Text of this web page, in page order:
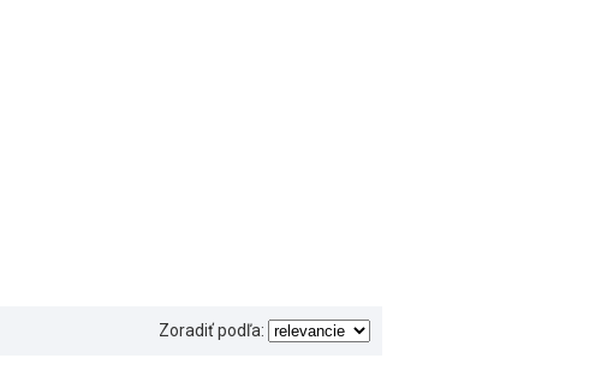
Zoradiť podľa: